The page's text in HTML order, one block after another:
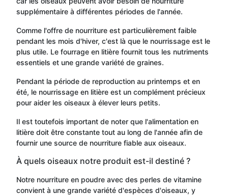
supplémentaire à différentes périodes de l'année.
Comme l'offre de nourriture est particulièrement faible
pendant les mois d'hiver, c'est là que le nourrissage est le
plus utile. Le fourrage en litière fournit tous les nutriments
essentiels et une grande variété de graines.
Pendant la période de reproduction au printemps et en
été, le nourrissage en litière est un complément précieux
pour aider les oiseaux à élever leurs petits.
Il est toutefois important de noter que l'alimentation en
litière doit être constante tout au long de l'année afin de
fournir une source de nourriture fiable aux oiseaux.
À quels oiseaux notre produit est-il destiné ?
Notre nourriture en poudre avec des perles de vitamine
convient à une grande variété d'espèces d'oiseaux, y